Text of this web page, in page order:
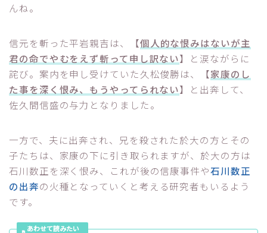
んね。
信元を斬った平岩親吉は、【個人的な恨みはないが主
君の命でやむをえず斬って申し訳ない】と涙ながらに
詫び。案内を申し受けていた久松俊勝は、【家康のし
た事を深く恨み、もうやってられない】と出奔して、
佐久間信盛の与力となりました。
一方で、夫に出奔され、兄を殺された於大の方とその
子たちは、家康の下に引き取られますが、於大の方は
石川数正を深く恨み、これが後の信康事件や石川数正
の出奔の火種となっていくと考える研究者もいるよう
です。